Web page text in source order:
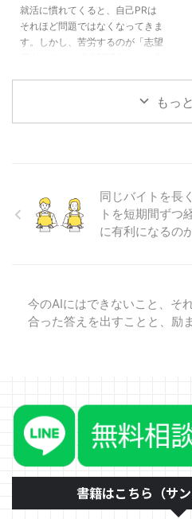
せれば、それっぽいものを書いて
くれると思います。しかし、それ
について突っ込まれたとき、どこ
就活に慣れてくると、自己PRは
それほど問題ではなくなってきま
す。しかし、苦労するのが「志望
リー１ 同業他社との違いを説明
できること どんな会社や組織で
とを話すようにします。 偉い人
が面接に出てくると、割と聞かれ
る質問の一つに、 「⚪︎⚪︎社とウチ
もっ
同じバイトを長
トを短期間ずつ
に有利になるの
今のAIにはできないこと、そ
合った答えを出すことと、励
書籍はこちら（サン